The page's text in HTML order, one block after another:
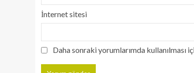
İnternet sitesi
Daha sonraki yorumlarımda kullanılması